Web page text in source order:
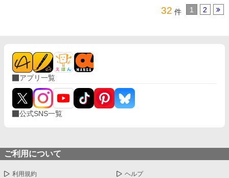
32 件 1 2
アプリ一覧
公式SNS一覧
ご利用について
利用規約 ヘルプ